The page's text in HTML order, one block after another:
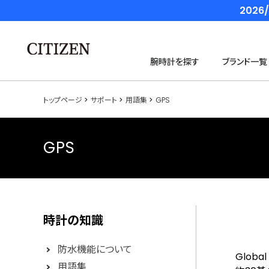
2026/
腕時計を探す ブランド一覧
トップページ サポート 用語集 GPS
GPS
時計の知識
防水機能について
Global